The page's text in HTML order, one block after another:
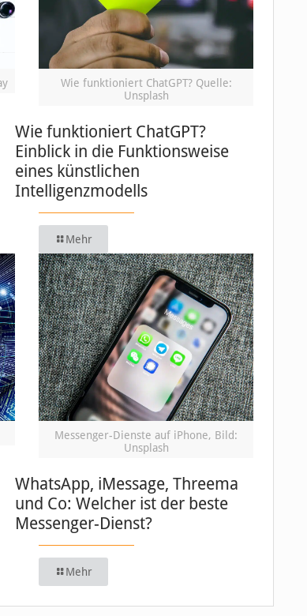
Wie funktioniert ChatGPT? Quelle:
Unsplash
Wie funktioniert ChatGPT?
Einblick in die Funktionsweise
eines künstlichen
Intelligenzmodells
Mehr
Messenger-Dienste auf iPhone, Bild:
Unsplash
WhatsApp, iMessage, Threema
und Co: Welcher ist der beste
Messenger-Dienst?
Mehr